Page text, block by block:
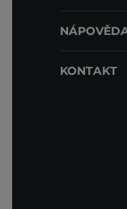
KONTAKT